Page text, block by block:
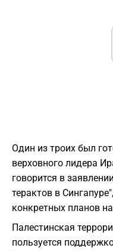
Один из троих был
верховного лидера
говорится в
терактов в
конкретных планов
Палестинская
пользуется